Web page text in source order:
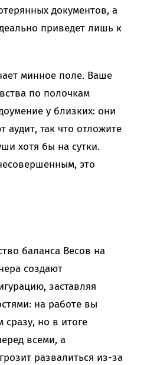
документов, а
приведет лишь к
минное поле. Ваше
по полочкам
у близких: они
аудит, так что отложите
хотя бы на сутки.
это
баланса Весов на
создают
заставляя
на работе вы
сразу, но в итоге
всеми, а
развалиться из-за